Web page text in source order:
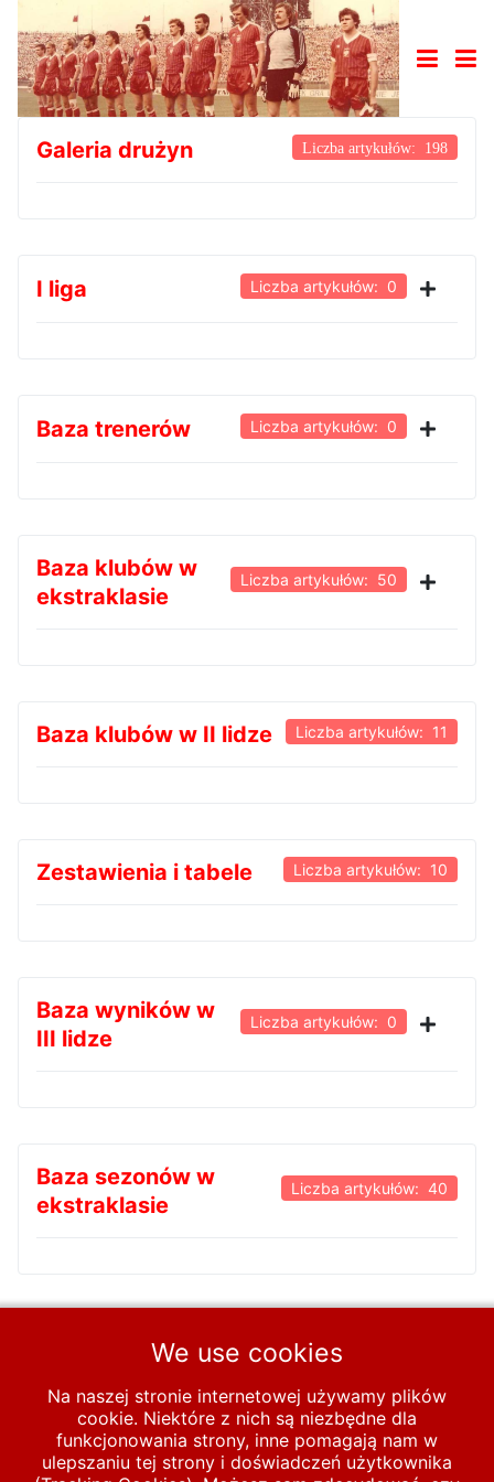
Galeria drużyn Liczba artykułów: 198
I liga Liczba artykułów: 0
Baza trenerów Liczba artykułów: 0
Baza klubów w
ekstraklasie
Liczba artykułów: 50
Baza klubów w II lidze Liczba artykułów: 11
Zestawienia i tabele Liczba artykułów: 10
Baza wyników w
III lidze
Liczba artykułów: 0
Baza sezonów w
ekstraklasie
Liczba artykułów: 40
Baza składów-
tabel-wyników
Liczba artykułów: 0
We use cookies
Na naszej stronie internetowej używamy plików
cookie. Niektóre z nich są niezbędne dla
funkcjonowania strony, inne pomagają nam w
ulepszaniu tej strony i doświadczeń użytkownika